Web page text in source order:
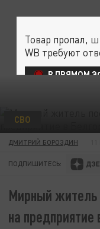
СВО
ДМИТРИЙ БОРОЗДИН
ПОДПИШИТЕСЬ:
Мирный житель
на
Товар пропал,
WB требуют
В ПРЯМОМ